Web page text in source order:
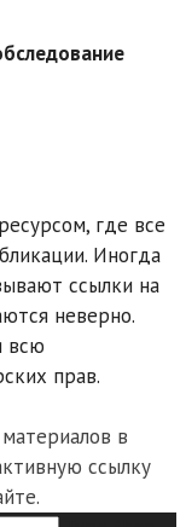
где все
Иногда
ссылки на
неверно.
всю
прав.
в
ссылку